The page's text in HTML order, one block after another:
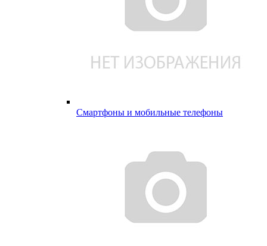
Смартфоны и мобильные телефоны